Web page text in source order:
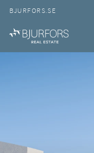
BJURFORS.SE
Búsqueda